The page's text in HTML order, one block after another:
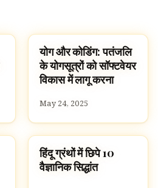
LIFESTYLE
योग और कोडिंग: पतंजलि
के योगसूत्रों को सॉफ्टवेयर
विकास में लागू करना
May 24, 2025
HINDUISM
हिंदू ग्रंथों में छिपे 10
वैज्ञानिक सिद्धांत